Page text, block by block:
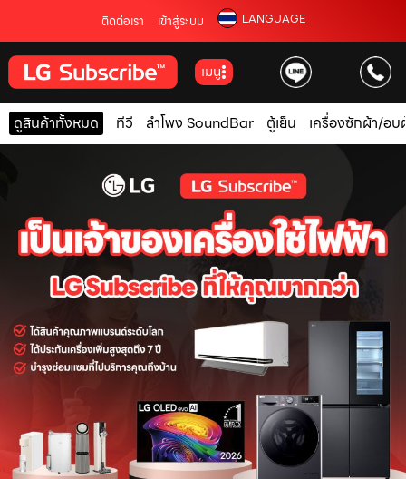
ติดต่อเรา เข้าสู่ระบบ LANGUAGE
เมนู
ดูสินค้าทั้งหมด ทีวี ลำโพง SoundBar ตู้เย็น เครื่องซักผ้า/อบ